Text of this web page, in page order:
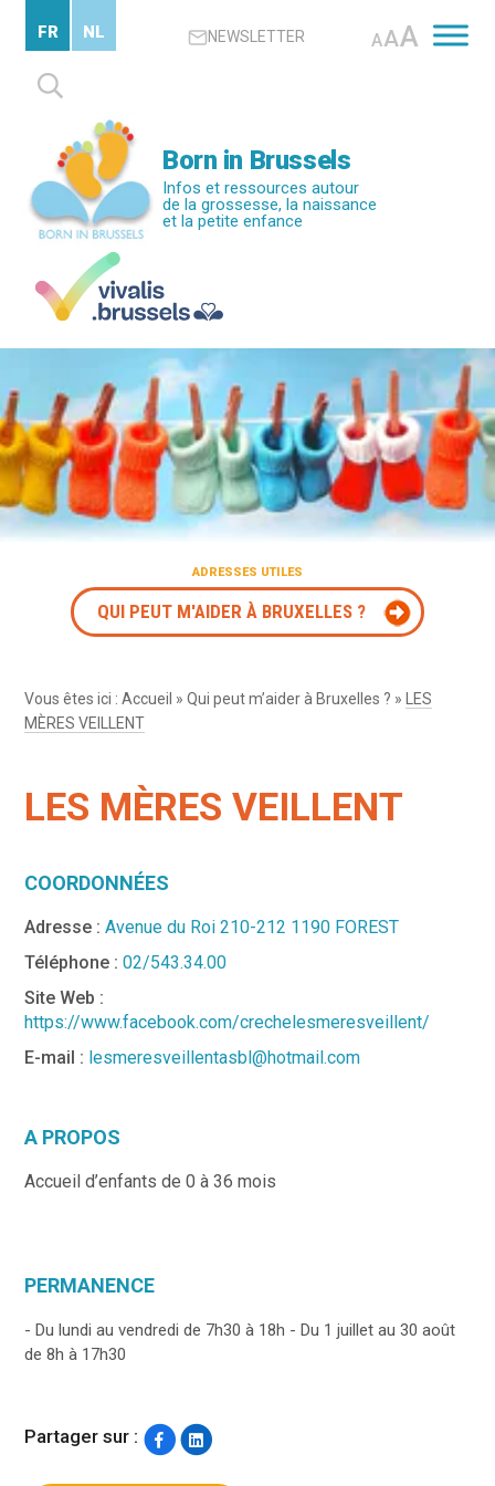
contenu
principal
NEWSLETTER AAA
Rechercher :
FR NL
Born in Brussels
Infos et ressources autour
de la grossesse, la naissance
et la petite enfance
ADRESSES UTILES
QUI PEUT M'AIDER À BRUXELLES ?
Vous êtes ici :Accueil »Qui peut m’aider à Bruxelles ? »
LES
MÈRES VEILLENT
LES MÈRES VEILLENT
COORDONNÉES
Adresse : Avenue du Roi 210-212 1190 FOREST
Téléphone :02/543.34.00
Site Web :
https://www.facebook.com/crechelesmeresveillent/
E-mail : lesmeresveillentasbl@hotmail.com
A PROPOS
Accueil d’enfants de 0 à 36 mois
PERMANENCE
- Du lundi au vendredi de 7h30 à 18h - Du 1 juillet au 30 août
de 8h à 17h30
Partager sur :